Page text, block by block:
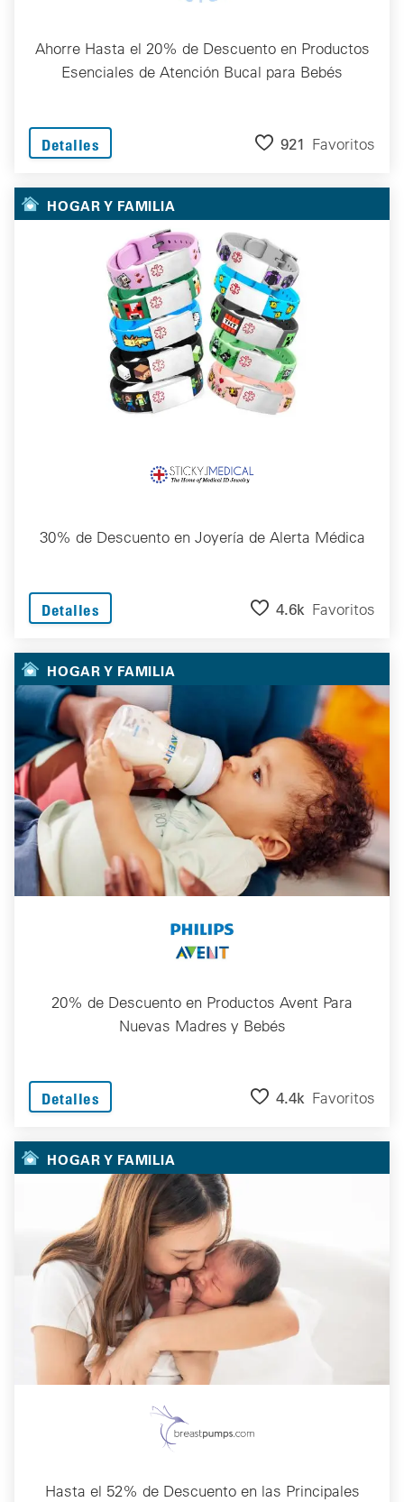
Ahorre Hasta el 20% de Descuento en Productos
Esenciales de Atención Bucal para Bebés
Detalles 921 Favoritos
HOGAR Y FAMILIA
30% de Descuento en Joyería de Alerta Médica
Detalles 4.6k Favoritos
HOGAR Y FAMILIA
20% de Descuento en Productos Avent Para
Nuevas Madres y Bebés
Detalles 4.4k Favoritos
HOGAR Y FAMILIA
Hasta el 52% de Descuento en las Principales